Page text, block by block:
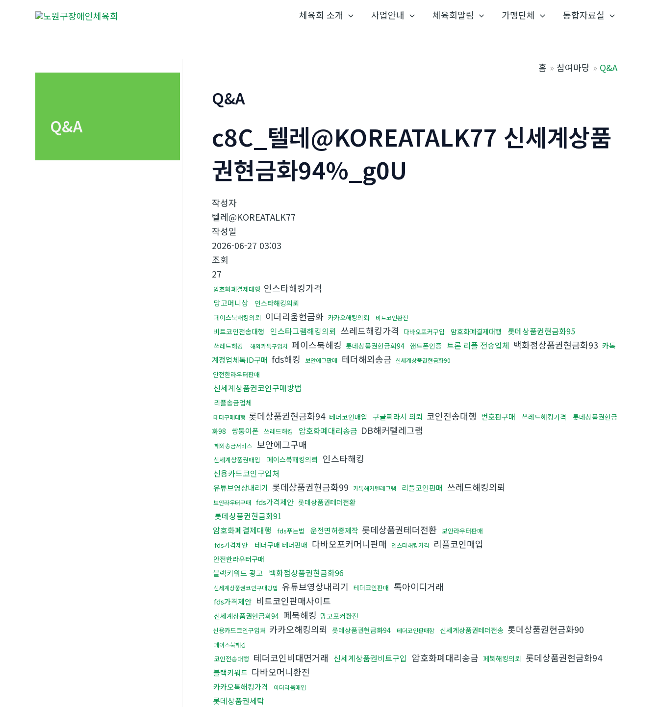
체육회 소개 사업안내 체육회알림 가맹단체 통합자료실
Q&A
홈 참여마당 Q&A
Q&A
c8C_텔레@KOREATALK77 신세계상품
권현금화94%_g0U
작성자
텔레@KOREATALK77
작성일
2026-06-27 03:03
조회
27
암호화폐결제대행 인스타해킹가격
망고머니상 인스타해킹의뢰
페이스북해킹의뢰 이더리움현금화 카카오해킹의뢰 비트코인환전
비트코인전송대행 인스타그램해킹의뢰 쓰레드해킹가격 다바오포커구입 암호화폐결제대행 롯데상품권현금화95
쓰레드해킹 해외카톡구입처 페이스북해킹 롯데상품권현금화94 핸드폰인증 트론 리플 전송업체 백화점상품권현금화93 카톡
계정업체톡ID구매 fds해킹 보안에그판매 테더해외송금 신세계상품권현금화90
안전한라우터판매
신세계상품권코인구매방법
리플송금업체
테더구매대행 롯데상품권현금화94 테더코인매입 구글찌라시 의뢰 코인전송대행 번호판구매 쓰레드해킹가격
롯데상품권현금
화98
쌍둥이폰 쓰레드해킹 암호화폐대리송금 DB해커텔레그램
해외송금서비스 보안에그구매
신세계상품권매입 페이스북해킹의뢰 인스타해킹
신용카드코인구입처
유튜브영상내리기 롯데상품권현금화99 카톡해커텔레그램 리플코인판매 쓰레드해킹의뢰
보안라우터구매 fds가격제안 롯데상품권테더전환
롯데상품권현금화91
암호화폐결제대행
fds푸는법 운전면허증제작 롯데상품권테더전환 보안라우터판매
fds가격제안
테더구매 테더판매 다바오포커머니판매 인스타해킹가격 리플코인매입
안전한라우터구매
블랙키워드 광고 백화점상품권현금화96
신세계상품권코인구매방법 유튜브영상내리기 테더코인판매 톡아이디거래
fds가격제안 비트코인판매사이트
신세계상품권현금화94 페북해킹 망고포커환전
신용카드코인구입처 카카오해킹의뢰 롯데상품권현금화94 테더코인판매함 신세계상품권테더전송 롯데상품권현금화90
페이스북해킹
코인전송대행 테더코인비대면거래 신세계상품권비트구입 암호화폐대리송금 페북해킹의뢰 롯데상품권현금화94
블랙키워드 다바오머니환전
카카오톡해킹가격 이더리움매입
롯데상품권세탁